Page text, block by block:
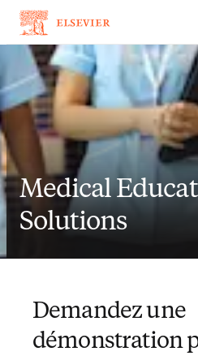
Medical
Solutions
Demandez une
démonstration